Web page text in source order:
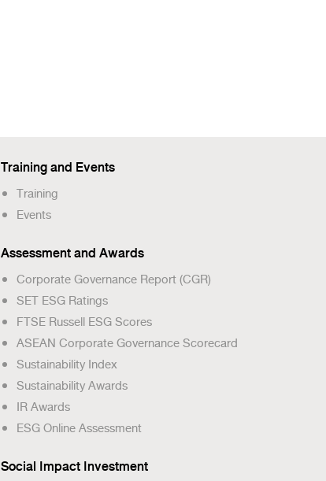
Training and Events
Training
Events
Assessment and Awards
Corporate Governance Report (CGR)
SET ESG Ratings
FTSE Russell ESG Scores
ASEAN Corporate Governance Scorecard
Sustainability Index
Sustainability Awards
IR Awards
ESG Online Assessment
Social Impact Investment